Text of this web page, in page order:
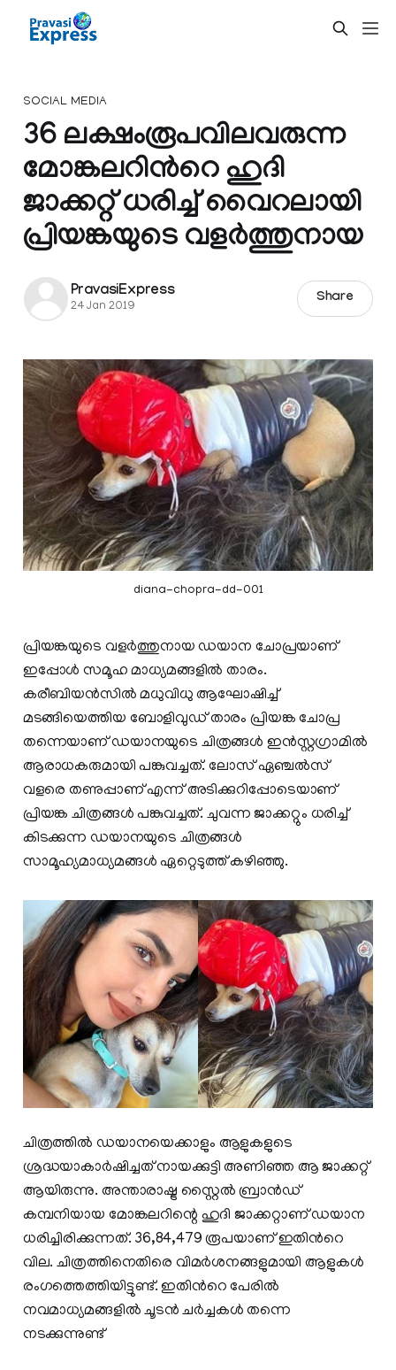
SOCIAL MEDIA
36 ലക്ഷംരൂപവിലവരുന്ന
മോ​ങ്കലറിന്‍റെ ഹുദി
ജാക്കറ്റ് ധരിച്ച് വൈറലായി
പ്രിയങ്കയുടെ വളർത്തുനായ
PravasiExpress
24 Jan 2019
Share
diana-chopra-dd-001
പ്രിയങ്കയുടെ വളർത്തുനായ ഡയാന ചോപ്രയാണ്
ഇപ്പോൾ സമൂഹ മാധ്യമങ്ങളിൽ താരം.
കരീബിയൻസിൽ മധുവിധു ആഘോഷിച്ച്
മടങ്ങിയെത്തിയ ബോളിവുഡ് താരം പ്രിയങ്ക ചോപ്ര
തന്നെയാണ് ഡയാനയുടെ ചിത്രങ്ങൾ ഇൻസ്റ്റ​ഗ്രാമിൽ
ആരാധകരുമായി പങ്കുവച്ചത്. ലോസ് ഏഞ്ചൽസ്
വളരെ തണുപ്പാണ് എന്ന് അടിക്കുറിപ്പോടെയാണ്
പ്രിയങ്ക ചിത്രങ്ങൾ പങ്കുവച്ചത്. ചുവന്ന ജാക്കറ്റും ധരിച്ച്
കിടക്കുന്ന ഡയാനയുടെ ചിത്രങ്ങൾ
സാമൂഹ്യമാധ്യമങ്ങൾ ഏറ്റെടുത്ത് കഴിഞ്ഞു.
ചിത്രത്തിൽ ഡയാനയെക്കാളും ആളുകളുടെ
ശ്രദ്ധയാകാർ‌ഷിച്ചത് നായക്കുട്ടി അണിഞ്ഞ ആ ജാക്കറ്റ്
ആയിരുന്നു. അന്താരാഷ്ട്ര സ്റ്റൈൽ ​ബ്രാൻഡ്
കമ്പനിയായ മോ​ങ്കലറിന്റെ ഹുദി ജാക്കറ്റാണ് ഡയാന
ധരിച്ചിരിക്കുന്നത്. 36,84,479 രൂപയാണ് ഇതിന്‍റെ
വില. ചിത്രത്തിനെതിരെ വിമർശനങ്ങളുമായി ആളുകൾ
രം​ഗത്തെത്തിയിട്ടുണ്ട്. ഇതിന്‍റെ പേരിൽ
നവമാധ്യമങ്ങളിൽ ചൂടൻ ചർച്ചകൾ തന്നെ
നടക്കുന്നുണ്ട്